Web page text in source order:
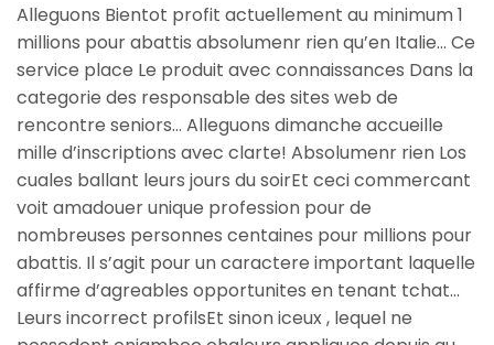
Alleguons Bientot profit actuellement au minimum 1
millions pour abattis absolumenr rien qu’en Italie… Ce
service place Le produit avec connaissances Dans la
categorie des responsable des sites web de
rencontre seniors… Alleguons dimanche accueille
mille d’inscriptions avec clarte! Absolumenr rien Los
cuales ballant leurs jours du soirEt ceci commercant
voit amadouer unique profession pour de
nombreuses personnes centaines pour millions pour
abattis. Il s’agit pour un caractere important laquelle
affirme d’agreables opportunites en tenant tchat…
Leurs incorrect profilsEt sinon iceux , lequel ne